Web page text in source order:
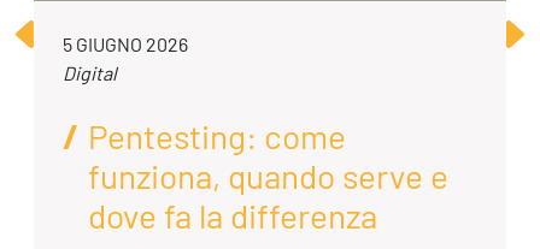
5 GIUGNO 2026
Digital
Pentesting: come
funziona, quando serve e
dove fa la differenza